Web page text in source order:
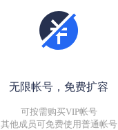
无限帐号，免费扩容
可按需购买VIP帐号
其他成员可免费使用普通帐号